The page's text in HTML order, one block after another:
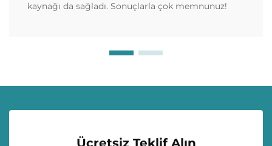
kaynağı da sağladı. Sonuçlarla çok memnunuz!